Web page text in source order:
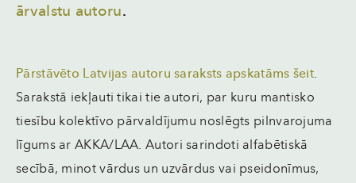
ārvalstu autoru.
Pārstāvēto Latvijas autoru saraksts apskatāms šeit.
Sarakstā iekļauti tikai tie autori, par kuru mantisko
tiesību kolektīvo pārvaldījumu noslēgts pilnvarojuma
līgums ar AKKA/LAA. Autori sarindoti alfabētiskā
secībā, minot vārdus un uzvārdus vai pseidonīmus,